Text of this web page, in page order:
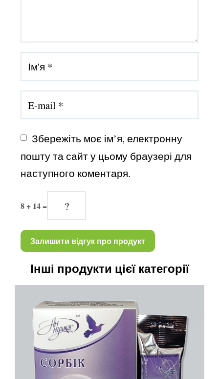
Збережіть моє ім’я, електронну
пошту та сайт у цьому браузері для
наступного коментаря.
8 + 14 =
Інші продукти цієї категорії